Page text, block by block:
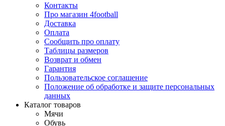
Контакты
Про магазин 4football
Доставка
Оплата
Сообщить про оплату
Таблицы размеров
Возврат и обмен
Гарантия
Пользовательское соглашение
Положение об обработке и защите персональных
данных
Каталог товаров
Мячи
Обувь